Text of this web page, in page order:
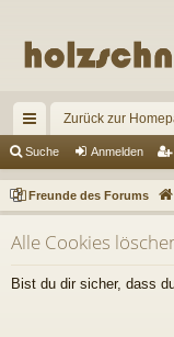
ch
ne
llz
ug
riff
Zurück zur
Suche Anmelden
Freunde des Forums
Alle Cookies
Bist du dir sicher, dass